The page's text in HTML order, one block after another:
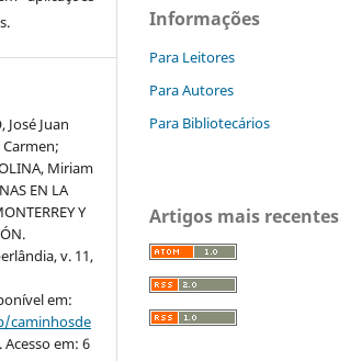
José Juan
Miriam
EN LA
Y
v. 11,
em:
caminhosde
. Acesso em: 6
Informações
Para Leitores
Para Autores
Para Bibliotecários
Artigos mais recentes